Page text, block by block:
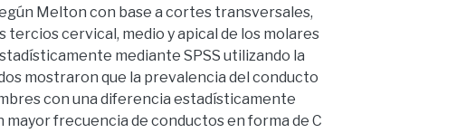
Melton con base a cortes transversales,
cervical, medio y apical de los molares
mediante SPSS utilizando la
mostraron que la prevalencia del conducto
con una diferencia estadísticamente
frecuencia de conductos en forma de C